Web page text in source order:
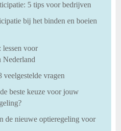
5 tips voor bedrijven
bij het binden en boeien
lessen voor
Nederland
vragen
beste keuze voor jouw
de nieuwe optieregeling voor